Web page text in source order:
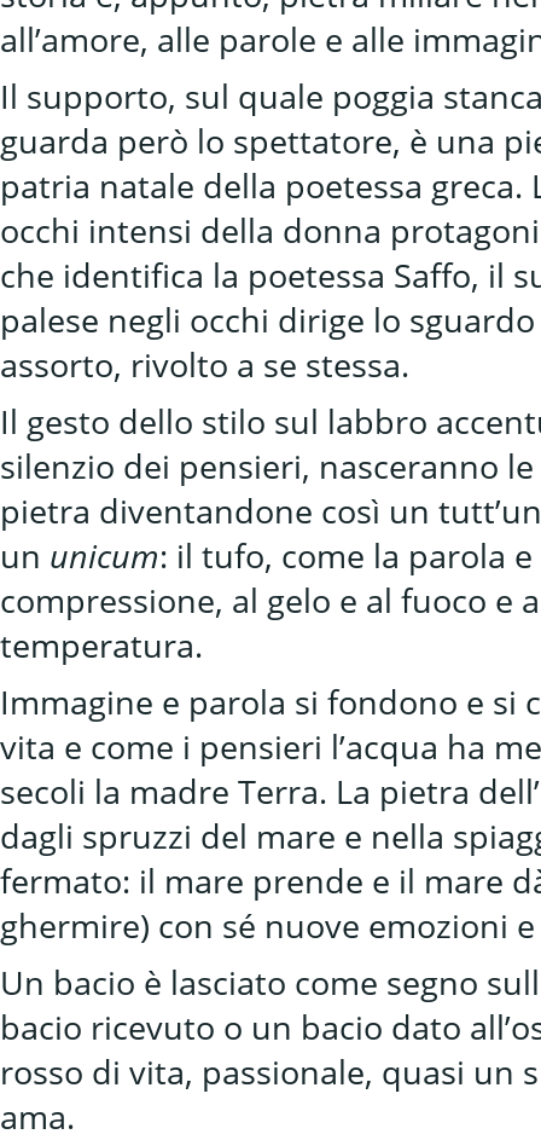
all’amore, alle parole e alle
Il supporto, sul quale poggia
guarda però lo spettatore, è una
patria natale della poetessa
occhi intensi della donna
che identifica la poetessa Saffo, il
palese negli occhi dirige lo
assorto, rivolto a se stessa.
Il gesto dello stilo sul labbro
silenzio dei pensieri, nasceranno
pietra diventandone così un
un unicum: il tufo, come la parola
compressione, al gelo e al fuoco e
temperatura.
Immagine e parola si fondono e si
vita e come i pensieri l’acqua ha
secoli la madre Terra. La pietra
dagli spruzzi del mare e nella
fermato: il mare prende e il mare
ghermire) con sé nuove emozioni
Un bacio è lasciato come segno
bacio ricevuto o un bacio dato
rosso di vita, passionale, quasi un
ama.